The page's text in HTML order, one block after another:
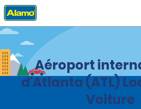
Accueil Agences
Aéroport
d'Atlanta (ATL)
Voiture